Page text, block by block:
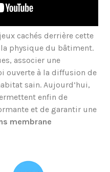
cachés derrière cette
physique du bâtiment.
associer une
ouverte à la diffusion de
sain. Aujourd’hui,
enfin de
et de garantir une
membrane